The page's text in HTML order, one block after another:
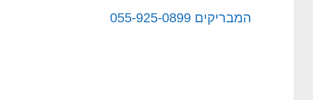
המבריקים 055-925-0899